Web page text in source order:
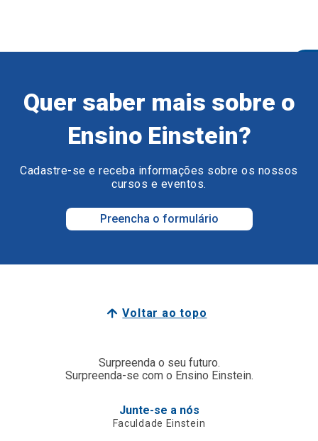
Quer saber mais sobre o
Ensino Einstein?
Cadastre-se e receba informações sobre os nossos
cursos e eventos.
Preencha o formulário
Voltar ao topo
Surpreenda o seu futuro.
Surpreenda-se com o Ensino Einstein.
Junte-se a nós
Faculdade Einstein